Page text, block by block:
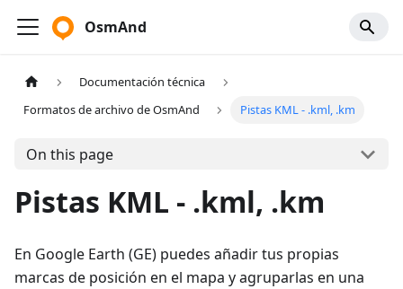
OsmAnd
Documentación técnica
Formatos de archivo de OsmAnd
Pistas KML - .kml, .km
On this page
Pistas KML - .kml, .km
En Google Earth (GE) puedes añadir tus propias
marcas de posición en el mapa y agruparlas en una